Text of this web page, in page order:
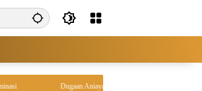
Dugaan Aniaya Selingkuhan, Kades Kunti Ponorogo